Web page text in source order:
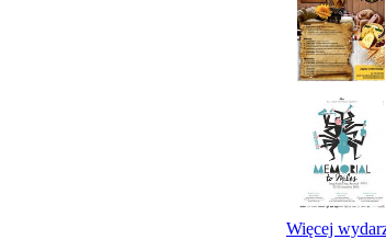
Więcej